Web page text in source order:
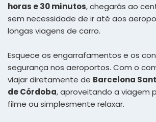
horas e 30 minutos, chegarás ao
sem necessidade de ir até aos
longas viagens de carro.
Esquece os engarrafamentos e os
segurança nos aeroportos. Com o
viajar diretamente de Barcelona
de Córdoba, aproveitando a viagem
filme ou simplesmente relaxar.